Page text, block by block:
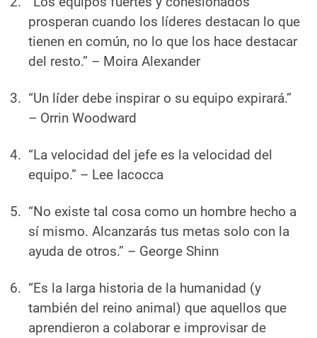
prosperan cuando los líderes destacan lo que
tienen en común, no lo que los hace destacar
del resto.” – Moira Alexander
“Un líder debe inspirar o su equipo expirará.”
– Orrin Woodward
“La velocidad del jefe es la velocidad del
equipo.” – Lee Iacocca
“No existe tal cosa como un hombre hecho a
sí mismo. Alcanzarás tus metas solo con la
ayuda de otros.” – George Shinn
“Es la larga historia de la humanidad (y
también del reino animal) que aquellos que
aprendieron a colaborar e improvisar de